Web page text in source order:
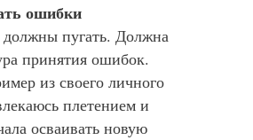
ошибки
пугать. Должна
принятия ошибок.
из своего личного
плетением и
осваивать новую